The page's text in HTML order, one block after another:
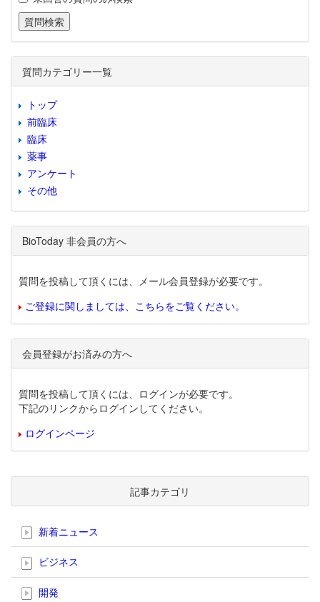
質問カテゴリー一覧
トップ
前臨床
臨床
薬事
アンケート
その他
BioToday 非会員の方へ
質問を投稿して頂くには、メール会員登録が必要です。
ご登録に関しましては、こちらをご覧ください。
会員登録がお済みの方へ
質問を投稿して頂くには、ログインが必要です。
下記のリンクからログインしてください。
ログインページ
記事カテゴリ
新着ニュース
ビジネス
開発